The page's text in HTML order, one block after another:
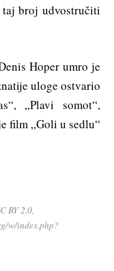
broj udvostručiti
Hoper umro je
uloge ostvario
„Plavi somot“,
film „Goli u sedlu“
BY 2.0,
w/index.php?